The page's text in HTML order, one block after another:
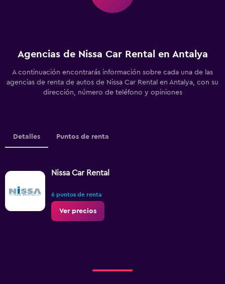
Agencias de Nissa Car Rental en Antalya
A continuación encontrarás información sobre cada una de las
agencias de renta de autos de Nissa Car Rental en Antalya, con su
dirección, número de teléfono y opiniones
Detalles Puntos de renta
Nissa Car Rental
6 puntos de renta
Ver precios